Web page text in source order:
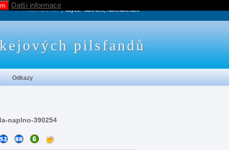
naplno-390254
PRÍŠTÍ ZÁPAS:, zbývá:NaN den, NaN:NaN:NaN
pilsfandů
Odkazy
Další informace